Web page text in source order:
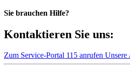
Sie brauchen Hilfe?
Kontaktieren Sie uns:
Zum Service-Portal 115 anrufen Unsere